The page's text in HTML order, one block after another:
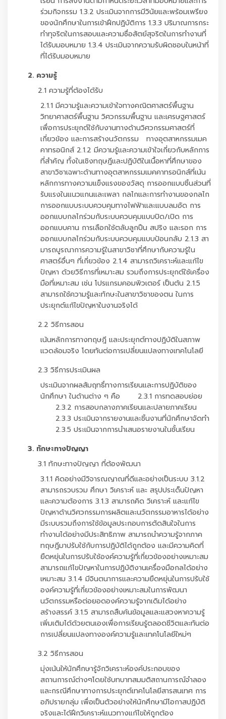
ร่วมกิจกรรม 1.3.2 ประเมินจากการมีวินัยและพร้อมเพรียง
ของนักศึกษาในการเข้าฝึกปฏิบัติการ 1.3.3 ปริมาณการกระ
ทำทุจริตในการสอบและความซื่อสัตย์สุจริตในการทำงานที่
ได้รับมอบหมาย 1.3.4 ประเมินจากความรับผิดชอบในหน้าที่
ที่ได้รับมอบหมาย
2. ความรู้
2.1 ความรู้ที่ต้องได้รับ
2.1.1 มีความรู้และความเข้าใจทางคณิตศาสตร์พื้นฐาน
วิทยาศาสตร์พื้นฐาน วิศวกรรมพื้นฐาน และเศรษฐศาสตร์
เพื่อการประยุกต์ใช้กับงานทางด้านวิศวกรรมศาสตร์ที่
เกี่ยวข้อง และการสร้างนวัตกรรม ทางอุตสาหกรรมเมค
คาทรอนิกส์ 2.1.2 มีความรู้และความเข้าใจเกี่ยวกับหลักการ
ที่สำคัญ ทั้งในเชิงทฤษฎีและปฏิบัติในเนื้อหาที่ศึกษาของ
สาขาวิชาเฉพาะด้านทางอุตสาหกรรมเมคคาทรอนิกส์ที่เน้น
หลักการทางความแข็งแรงของวัสดุ การออกแบบชิ้นส่วนที่
รับแรงในแนวแกนและเพลา กลไกและการทำงานของกลไก
การออกแบบระบบควบคุมทางไฟฟ้าและแบบลมอัด การ
ออกแบบกลไกร่วมกับระบบควบคุมแบบปิด/เปิด การ
ออกแบบคาน การเลือกใช้ตลับลูกปืน สปริง และรอก การ
ออกแบบกลไกร่วมกับระบบควบคุมแบบป้อนกลับ 2.1.3 สา
มารถบูรณาการความรู้ในสาขาวิชาที่ศึกษากับความรู้ใน
ศาสตร์อื่นๆ ที่เกี่ยวข้อง 2.1.4 สามารถวิเคราะห์และแก้ไข
ปัญหา ด้วยวิธีการที่เหมาะสม รวมถึงการประยุกต์ใช้เครื่อง
มือที่เหมาะสม เช่น โปรแกรมคอมพิวเตอร์ เป็นต้น 2.1.5
สามารถใช้ความรู้และทักษะในสาขาวิชาของตน ในการ
ประยุกต์แก้ไขปัญหาในงานจริงได้
2.2 วิธีการสอน
เน้นหลักการทางทฤษฎี และประยุกต์ทางปฏิบัติในสภาพ
แวดล้อมจริง โดยทันต่อการเปลี่ยนแปลงทางเทคโนโลยี
2.3 วิธีการประเมินผล
ประเมินจากผลสัมฤทธิ์ทางการเรียนและการปฏิบัติของ
นักศึกษา ในด้านต่าง ๆ คือ 2.3.1 การทดสอบย่อย
2.3.2 การสอบกลางภาคเรียนและปลายภาคเรียน
2.3.3 ประเมินจากรายงานและชิ้นงานที่นักศึกษาจัดทำ
2.3.5 ประเมินจากการนำเสนอรายงานในชั้นเรียน
3. ทักษะทางปัญญา
3.1 ทักษะทางปัญญา ที่ต้องพัฒนา
3.1.1 คิดอย่างมีวิจารณญาณที่ดีและอย่างเป็นระบบ 3.1.2
สามารถรวบรวม ศึกษา วิเคราะห์ และ สรุปประเด็นปัญหา
และความต้องการ 3.1.3 สามารถคิด วิเคราะห์ และแก้ไข
ปัญหาด้านวิศวกรรมการผลิตและนวัตกรรมอาหารได้อย่าง
มีระบบรวมถึงการใช้ข้อมูลประกอบการตัดสินใจในการ
ทำงานได้อย่างมีประสิทธิภาพ สามารถนำความรู้จากภาค
ทฤษฎีมาปรับใช้กับการปฏิบัติได้ถูกต้อง และมีความคิดที่
ยืดหยุ่นในการปรับใช้องค์ความรู้ที่เกี่ยวข้องอย่างเหมาะสม
สามารถแก้ไขปัญหาในการปฏิบัติงานเครื่องมือกลได้อย่าง
เหมาะสม 3.1.4 มีจินตนาการและความยืดหยุ่นในการปรับใช้
องค์ความรู้ที่เกี่ยวข้องอย่างเหมาะสมในการพัฒนา
นวัตกรรมหรือต่อยอดองค์ความรู้จากเดิมได้อย่าง
สร้างสรรค์ 3.1.5 สามารถสืบค้นข้อมูลและแสวงหาความรู้
เพิ่มเติมได้ด้วยตนเองเพื่อการเรียนรู้ตลอดชีวิตและทันต่อ
การเปลี่ยนแปลงทางองค์ความรู้และเทคโนโลยีใหม่ๆ
3.2 วิธีการสอน
มุ่งเน้นให้นักศึกษารู้จักวิเคราะห์องค์ประกอบของ
สถานการณ์ต่างๆโดยใช้บทบาทสมมติสถานการณ์จำลอง
และกรณีศึกษาทางการประยุกต์เทคโนโลยีสารสนเทศ การ
อภิปรายกลุ่ม เพื่อเป็นตัวอย่างให้นักศึกษามีโอกาสปฏิบัติ
จริงและได้ฝึกวิเคราะห์แนวทางแก้ไขให้ถูกต้อง